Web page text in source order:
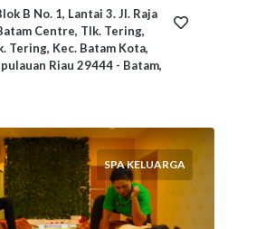
B No. 1, Lantai 3. Jl. Raja
Centre, Tlk. Tering,
Tering, Kec. Batam Kota,
Riau 29444 - Batam,
SPA KELUARGA